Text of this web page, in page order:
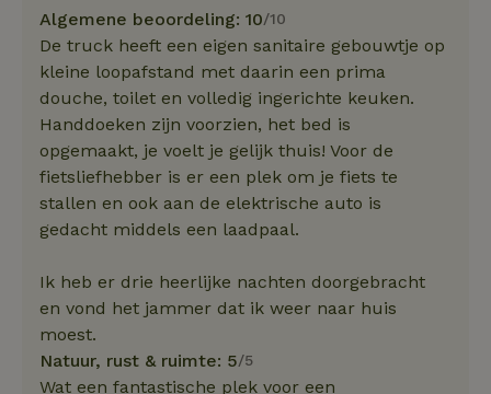
Algemene beoordeling: 10/10
De truck heeft een eigen sanitaire gebouwtje op
kleine loopafstand met daarin een prima
douche, toilet en volledig ingerichte keuken.
Handdoeken zijn voorzien, het bed is
opgemaakt, je voelt je gelijk thuis! Voor de
fietsliefhebber is er een plek om je fiets te
stallen en ook aan de elektrische auto is
gedacht middels een laadpaal.
Ik heb er drie heerlijke nachten doorgebracht
en vond het jammer dat ik weer naar huis
moest.
Natuur, rust & ruimte: 5/5
Wat een fantastische plek voor een